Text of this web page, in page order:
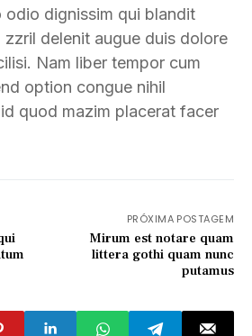
odio dignissim qui blandit
delenit augue duis dolore
Nam liber tempor cum
option congue nihil
quod mazim placerat facer
PRÓXIMA POSTAGEM
Mirum est notare quam
littera gothi quam nunc
putamus